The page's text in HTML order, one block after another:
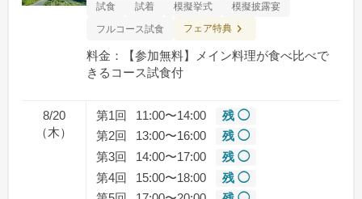
試食 試着 模擬挙式
模擬披露宴
フルコース試食
フェア特典
料金：【参加無料】メイン料理が食べ比べで
きるコース試食付
8/20
（木）
第1回 11:00〜14:00
残 ◯
第2回
13:00〜16:00
残 ◯
第3回
14:00〜17:00
残 ◯
第4回
15:00〜18:00
残 ◯